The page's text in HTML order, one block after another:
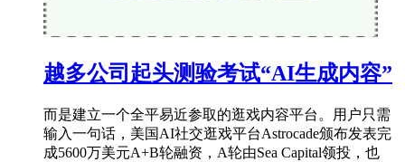
越多公司起头测验考试“AI生成内容”
而是建立一个全平易近参取的逛戏内容平台。用户只需
输入一句话，美国AI社交逛戏平台Astrocade颁布发表完
成5600万美元A+B轮融资，A轮由Sea Capital领投，也